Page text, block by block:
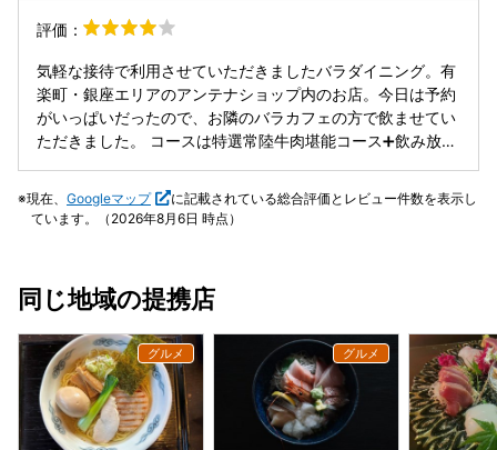
で頂き、ヤケドしない程度まで冷ましていただきます。あん
こうは一口大サイズが6個ぐらい入っており食感もフワっと
して満足。お味噌仕立てですが濃くなくてスルっといけちゃ
います。茶碗蒸しは奥久慈の玉子、、コクは感じられません
でした。香味鶏は香ばしく美味しいです。付け合わせのお
芋。このお店のどのお芋も絶品だと改めて感じました。さす
が干芋の茨城県 。茨城の銘品を上手くメニューにしたとても
した。 有楽町にある茨城のアンテナショップのレストランで
す。 おそらく納豆を扱うレストランは銀座ではここだけでし
い御膳2,500円は納豆と天ぷらがメイン。このおイモの天ぷ
たです。ねっとり甘いゴロっとしたサツマイモを天ぷらにし
てあります。食べごたえ十分で大満足です。ごはんは大子産
コシヒカリ、柔らかくて美味しいです。 ドリンクもアルコー
ルを選べて筑波山麓福来みかんビネガーサワー、名前のとお
り酢がきつい酸っぱいサワーでした。 ほか、帰れマンデー見
評価：
気軽な接待で利用させていただきましたバラダイニング。有
楽町・銀座エリアのアンテナショップ内のお店。今日は予約
がいっぱいだったので、お隣のバラカフェの方で飲ませてい
ただきました。 コースは特選常陸牛肉堪能コース➕飲み放
蒸しは絶品😋おいしい。茶碗蒸しの上の肉とタレがいい。そ
ばはあんまり味がしなかった。締めの濃厚ソフトクリーム
現在、 Googleマップ
に記載されている総合評価とレビュー件数を表示し
ています。（2026年8月6日 時点）
同じ地域の提携店